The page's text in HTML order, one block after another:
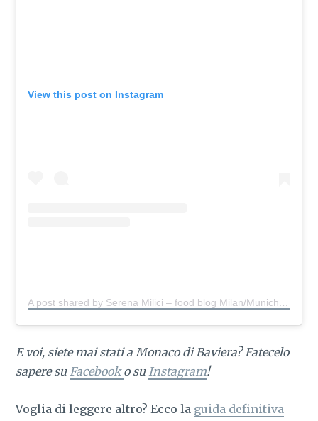
View this post on Instagram
A post shared by Serena Milici – food blog Milan/Munich
E voi, siete mai stati a Monaco di Baviera? Fatecelo
sapere su Facebooko suInstagram!
Voglia di leggere altro?Ecco la guida definitiva